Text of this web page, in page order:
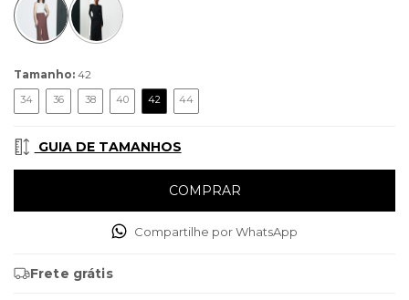
Tamanho: 42
34 36 38 40 42 44
GUIA DE TAMANHOS
Compartilhe por WhatsApp
Frete grátis